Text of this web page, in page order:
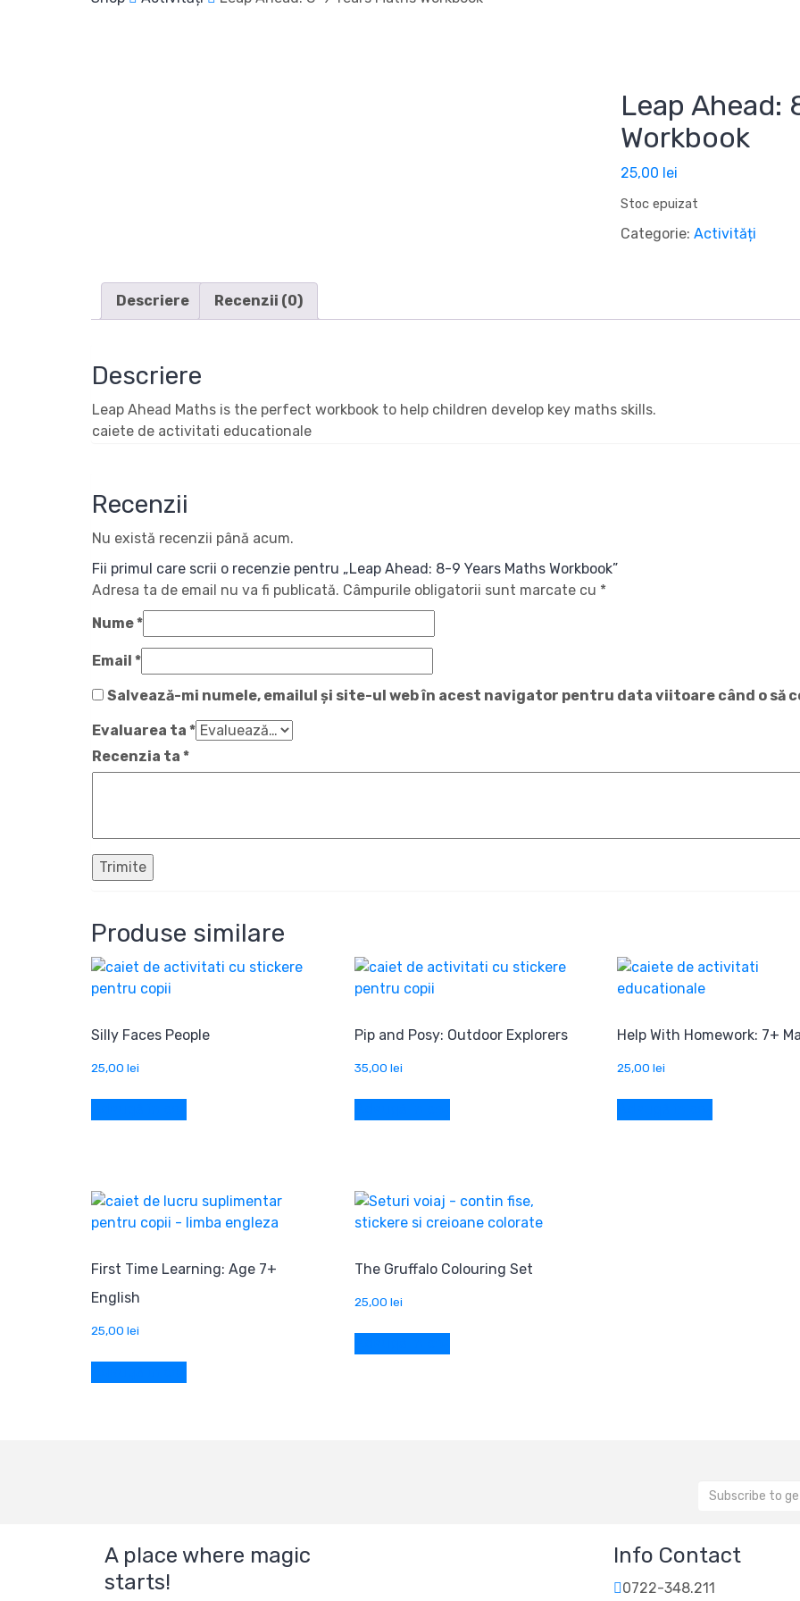
Leap Ahead:
Workbook
25,00 lei
Stoc epuizat
Categorie: Activități
Descriere Recenzii (0)
Descriere
Leap Ahead Maths is the perfect workbook to help children develop key maths skills.
caiete de activitati educationale
Recenzii
Nu există recenzii până acum.
Fii primul care scrii o recenzie pentru „Leap Ahead: 8-9 Years Maths Workbook”
Adresa ta de email nu va fi publicată. Câmpurile obligatorii sunt marcate cu *
Nume*
Email *
Salvează-mi numele, emailul și site-ul web în acest navigator pentru data viitoare când o să
Evaluarea ta *
Recenzia ta *
Produse similare
Silly Faces People
25,00 lei
Pip and Posy: Outdoor Explorers
35,00 lei
Help With Homework: 7+
25,00lei
First Time Learning: Age 7+
English
25,00 lei
The Gruffalo Colouring Set
25,00 lei
A place where magic
starts!
Info Contact
0722-348.211